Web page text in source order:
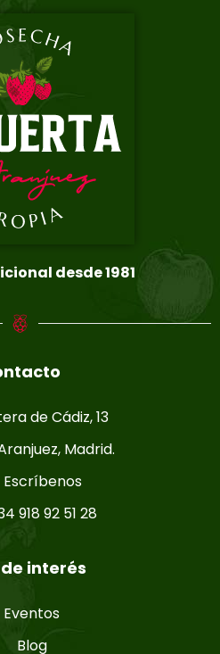
desde 1981
de Cádiz, 13
Madrid.
Escríbenos
918 92 51 28
interés
Eventos
Blog